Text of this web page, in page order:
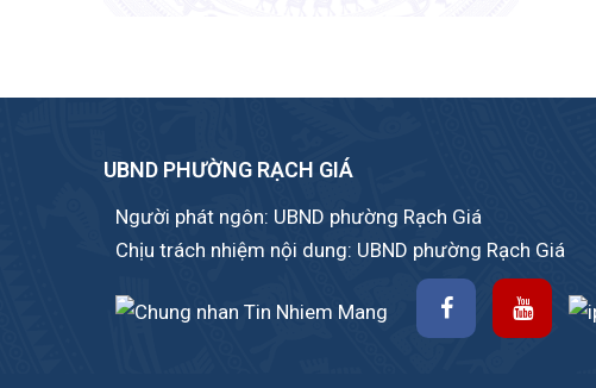
UBND PHƯỜNG RẠCH GIÁ
Người phát ngôn: UBND phường Rạch Giá
Chịu trách nhiệm nội dung: UBND phường Rạch Giá